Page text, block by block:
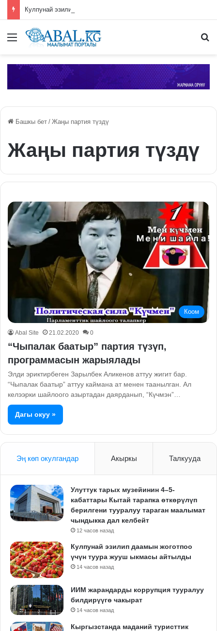
Меню
Башкы бет / Жаңы партия түздү
Жаңы партия түздү
Коом
Abal Site 21.02.2020 0
“Чыпалак баатыр” партия түзүп,
программасын жарыялады
Элди эриктирбеген Зарылбек Аликенов аттуу жигит бар.
“Чыпалак баатыр” аттуу каймана ат менен таанылган. Ал
келээрки шайлоого азыртадан даярданып, “Күчмэн”…
Дагы окуу »
Эң көп окулгандар Акыркы Талкууда
Улуттук тарых музейинин 4–5-
кабаттары Кытай тарапка өткөрүлүп
берилгени тууралуу тараган маалымат
чындыкка дал келбейт
12 часов назад
Кулпунай эзилип даамын жоготпоо
үчүн туура жууш ыкмасы айтылды
14 часов назад
ИИМ жарандарды коррупция тууралуу
билдирүүгө чакырат
14 часов назад
Кыргызстанда маданий туристтик